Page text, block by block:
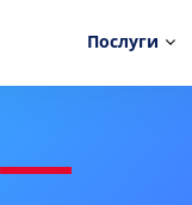
Послуги